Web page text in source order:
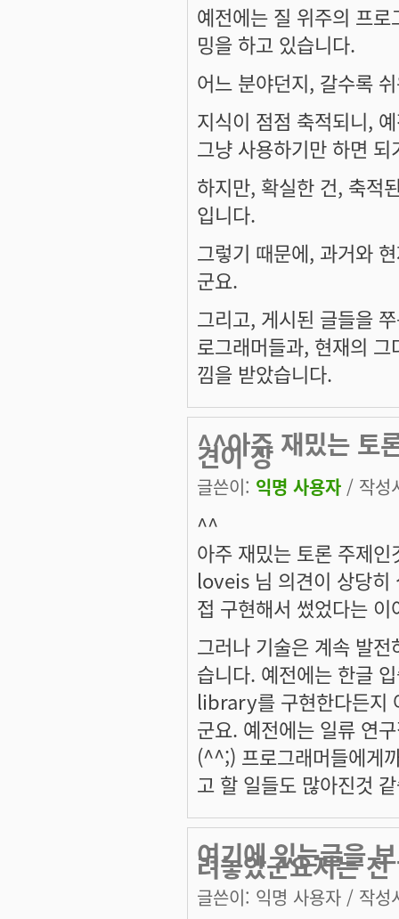
예전에는 질 위주의 프
밍을 하고 있습니다.
어느 분야던지, 갈수록
지식이 점점 축적되니,
그냥 사용하기만 하면
하지만, 확실한 건, 축적
입니다.
그렇기 때문에, 과거와
군요.
그리고, 게시된 글들을
로그래머들과, 현재의
낌을 받았습니다.
^^아주 재밌는 토
견이 상
글쓴이: 익명 사용자 / 작성
^^
아주 재밌는 토론 주제인
loveis 님 의견이 상당
접 구현해서 썼었다는
그러나 기술은 계속 발
습니다. 예전에는 한글
library를 구현한다든지
군요. 예전에는 일류 연
(^^;) 프로그래머들에게
고 할 일들도 많아진것
여기에 있는글을
려놓았군요저는 전
글쓴이: 익명 사용자 / 작성